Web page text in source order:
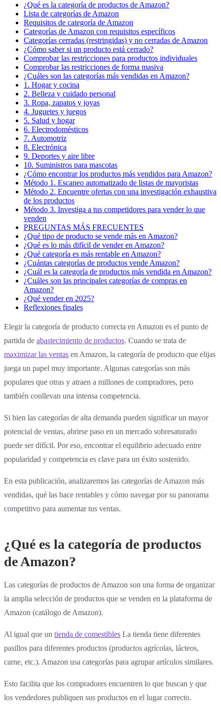
¿Qué es la categoría de productos de Amazon?
Lista de categorías de Amazon
Requisitos de categoría de Amazon
Categorías de Amazon con requisitos específicos
Categorías cerradas (restringidas) y no cerradas de Amazon
¿Cómo saber si un producto está cerrado?
Comprobar las restricciones para productos individuales
Comprobar las restricciones de forma masiva
¿Cuáles son las categorías más vendidas en Amazon?
1. Hogar y cocina
2. Belleza y cuidado personal
3. Ropa, zapatos y joyas
4. Juguetes y juegos
5. Salud y hogar
6. Electrodomésticos
7. Automotriz
8. Electrónica
9. Deportes y aire libre
10. Suministros para mascotas
¿Cómo encontrar los productos más vendidos para Amazon?
Método 1. Escaneo automatizado de listas de mayoristas
Método 2. Encuentre ofertas con una investigación exhaustiva
de los productos
Método 3. Investiga a tus competidores para vender lo que
venden
PREGUNTAS MÁS FRECUENTES
¿Qué tipo de producto se vende más en Amazon?
¿Qué es lo más difícil de vender en Amazon?
¿Qué categoría es más rentable en Amazon?
¿Cuántas categorías de productos vende Amazon?
¿Cuál es la categoría de productos más vendida en Amazon?
¿Cuáles son las principales categorías de compras en
Amazon?
¿Qué vender en 2025?
Reflexiones finales
Elegir la categoría de producto correcta en Amazon es el punto de
partida de abastecimiento de productos. Cuando se trata de
maximizar las ventas en Amazon, la categoría de producto que elijas
juega un papel muy importante. Algunas categorías son más
populares que otras y atraen a millones de compradores, pero
también conllevan una intensa competencia.
Si bien las categorías de alta demanda pueden significar un mayor
potencial de ventas, abrirse paso en un mercado sobresaturado
puede ser difícil. Por eso, encontrar el equilibrio adecuado entre
popularidad y competencia es clave para un éxito sostenido.
En esta publicación, analizaremos las categorías de Amazon más
vendidas, qué las hace rentables y cómo navegar por su panorama
competitivo para aumentar tus ventas.
¿Qué es la categoría de productos
de Amazon?
Las categorías de productos de Amazon son una forma de organizar
la amplia selección de productos que se venden en la plataforma de
Amazon (catálogo de Amazon).
Al igual que un tienda de comestibles La tienda tiene diferentes
pasillos para diferentes productos (productos agrícolas, lácteos,
carne, etc.). Amazon usa categorías para agrupar artículos similares.
Esto facilita que los compradores encuentren lo que buscan y que
los vendedores publiquen sus productos en el lugar correcto.